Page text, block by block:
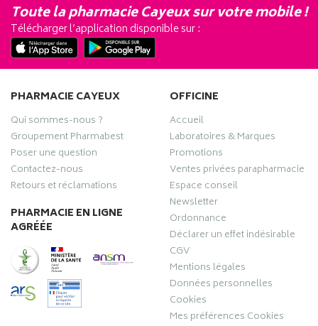
Toute la pharmacie Cayeux sur votre mobile !
Télécharger l’application disponible sur :
PHARMACIE CAYEUX
Qui sommes-nous ?
Groupement Pharmabest
Poser une question
Contactez-nous
Retours et réclamations
PHARMACIE EN LIGNE
AGRÉÉE
OFFICINE
Accueil
Laboratoires & Marques
Promotions
Ventes privées parapharmacie
Espace conseil
Newsletter
Ordonnance
Déclarer un effet indésirable
CGV
Mentions légales
Données personnelles
Cookies
Mes préférences Cookies